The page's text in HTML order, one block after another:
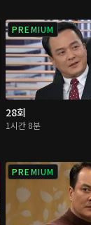
PREMIUM
28회
1시간 8분
PREMIUM